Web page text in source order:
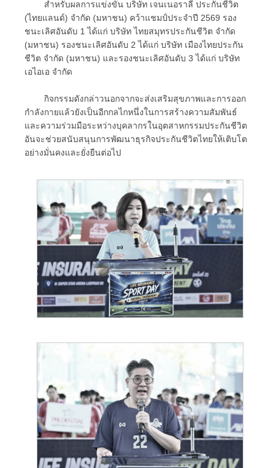
สำหรับผลการแข่งขัน บริษัท เจนเนอราลี่ ประกันชีวิต
(ไทยแลนด์) จำกัด (มหาชน) คว้าแชมป์ประจำปี 2569 รอง
ชนะเลิศอันดับ 1 ได้แก่ บริษัท ไทยสมุทรประกันชีวิต จำกัด
(มหาชน) รองชนะเลิศอันดับ 2 ได้แก่ บริษัท เมืองไทยประกัน
ชีวิต จำกัด (มหาชน) และรองชนะเลิศอันดับ 3 ได้แก่ บริษัท
เอไอเอ จำกัด
กิจกรรมดังกล่าวนอกจากจะส่งเสริมสุขภาพและการออก
กำลังกายแล้วยังเป็นอีกกลไกหนึ่งในการสร้างความสัมพันธ์
และความร่วมมือระหว่างบุคลากรในอุตสาหกรรมประกันชีวิต
อันจะช่วยสนับสนุนการพัฒนาธุรกิจประกันชีวิตไทยให้เติบโต
อย่างมั่นคงและยั่งยืนต่อไป